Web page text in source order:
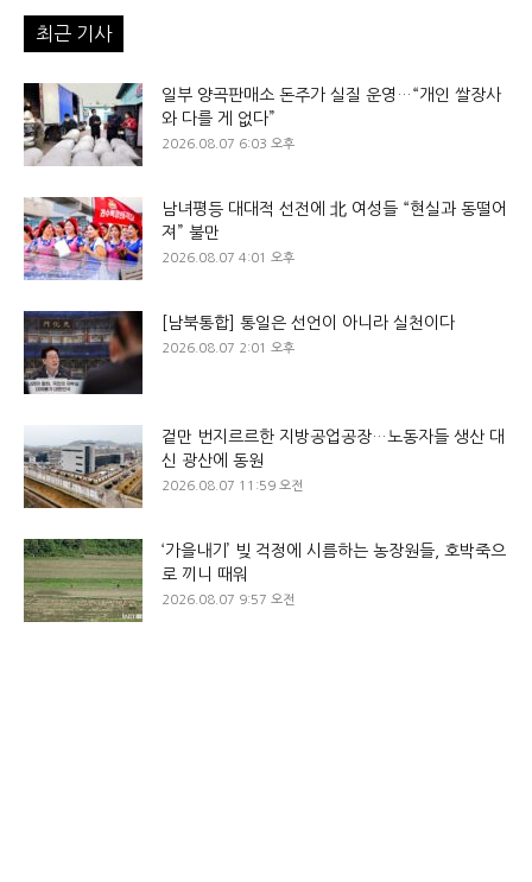
최근 기사
일부 양곡판매소 돈주가 실질 운영…“개인 쌀장사
와 다를 게 없다”
2026.08.07 6:03 오후
남녀평등 대대적 선전에 北 여성들 “현실과 동떨어
져” 불만
2026.08.07 4:01 오후
[남북통합] 통일은 선언이 아니라 실천이다
2026.08.07 2:01 오후
겉만 번지르르한 지방공업공장…노동자들 생산 대
신 광산에 동원
2026.08.07 11:59 오전
‘가을내기’ 빚 걱정에 시름하는 농장원들, 호박죽으
로 끼니 때워
2026.08.07 9:57 오전